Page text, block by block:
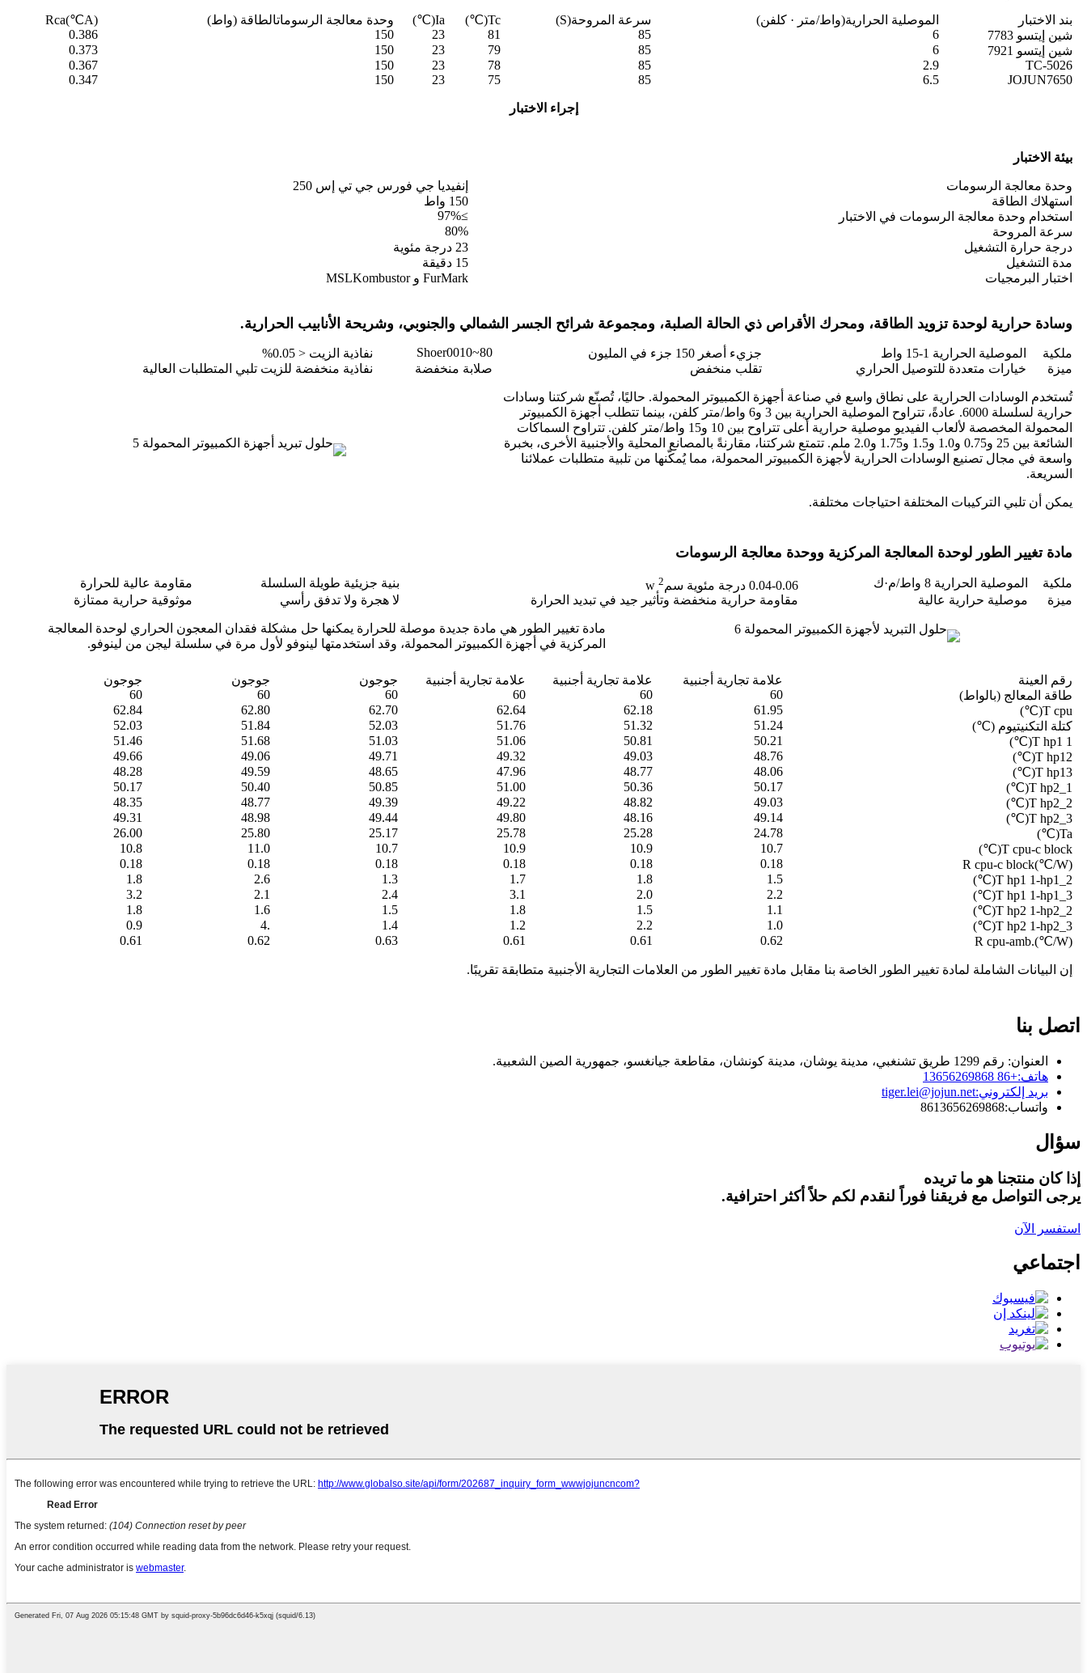
بند الاختبار الموصلية الحرارية(واط/متر · كلفن) سرعة المروحة(S)
Tc(℃)
Ia(℃) وحدة معالجة الرسوماتالطاقة (واط)
Rca(℃A)
شين إيتسو 7783
6
85
81
23
150
0.386
شين إيتسو 7921
6
85
79
23
150
0.373
TC-5026
2.9
85
78
23
150
0.367
JOJUN7650
6.5
85
75
23
150
0.347
إجراء الاختبار
بيئة الاختبار
وحدة معالجة الرسومات
إنفيديا جي فورس جي تي إس 250
استهلاك الطاقة
150 واط
استخدام وحدة معالجة الرسومات في الاختبار
≥97%
سرعة المروحة
80%
درجة حرارة التشغيل
23 درجة مئوية
مدة التشغيل
15 دقيقة
اختبار البرمجيات
FurMark و MSLKombustor
وسادة حرارية لوحدة تزويد الطاقة، ومحرك الأقراص ذي الحالة الصلبة، ومجموعة شرائح الجسر الشمالي والجنوبي، وشريحة الأنابيب الحرارية.
ملكية الموصلية الحرارية 1-15 واط جزيء أصغر 150 جزء في المليون Shoer0010~80
نفاذية الزيت < 0.05%
ميزة
خيارات متعددة للتوصيل الحراري تقلب منخفض صلابة منخفضة نفاذية منخفضة للزيت تلبي المتطلبات العالية
تُستخدم الوسادات الحرارية على نطاق واسع في صناعة أجهزة الكمبيوتر المحمولة. حاليًا، تُصنّع شركتنا وسادات
حرارية لسلسلة 6000. عادةً، تتراوح الموصلية الحرارية بين 3 و6 واط/متر كلفن، بينما تتطلب أجهزة الكمبيوتر
المحمولة المخصصة لألعاب الفيديو موصلية حرارية أعلى تتراوح بين 10 و15 واط/متر كلفن. تتراوح السماكات
الشائعة بين 25 و0.75 و1.0 و1.5 و1.75 و2.0 ملم. تتمتع شركتنا، مقارنةً بالمصانع المحلية والأجنبية الأخرى، بخبرة
واسعة في مجال تصنيع الوسادات الحرارية لأجهزة الكمبيوتر المحمولة، مما يُمكّنها من تلبية متطلبات عملائنا
السريعة.
يمكن أن تلبي التركيبات المختلفة احتياجات مختلفة.
مادة تغيير الطور لوحدة المعالجة المركزية ووحدة معالجة الرسومات
ملكية الموصلية الحرارية 8 واط/م·ك 0.04-0.06 درجة مئوية سم 2 بنية جزيئية طويلة السلسلة
مقاومة عالية للحرارة
ميزة
موصلية حرارية عالية مقاومة حرارية منخفضة وتأثير جيد في تبديد الحرارة لا هجرة ولا تدفق رأسي موثوقية حرارية ممتازة
مادة تغيير الطور هي مادة جديدة موصلة للحرارة يمكنها حل مشكلة فقدان المعجون الحراري لوحدة المعالجة
المركزية في أجهزة الكمبيوتر المحمولة، وقد استخدمتها لينوفو لأول مرة في سلسلة ليجن من لينوفو.
رقم العينة علامة تجارية أجنبية علامة تجارية أجنبية علامة تجارية أجنبية جوجون جوجون
جوجون
طاقة المعالج (بالواط)
60
60
60
60
60
60
T cpu(℃)
61.95
62.18
62.64
62.70
62.80
62.84
كتلة التكنيتيوم (℃)
51.24
51.32
51.76
52.03
51.84
52.03
T hp1 1(℃)
50.21
50.81
51.06
51.03
51.68
51.46
T hp12(℃)
48.76
49.03
49.32
49.71
49.06
49.66
T hp13(℃)
48.06
48.77
47.96
48.65
49.59
48.28
T hp2_1(℃)
50.17
50.36
51.00
50.85
50.40
50.17
T hp2_2(℃)
49.03
48.82
49.22
49.39
48.77
48.35
T hp2_3(℃)
49.14
48.16
49.80
49.44
48.98
49.31
Ta(℃)
24.78
25.28
25.78
25.17
25.80
26.00
T cpu-c block(℃)
10.7
10.9
10.9
10.7
11.0
10.8
R cpu-c block(℃/W)
0.18
0.18
0.18
0.18
0.18
0.18
T hp1 1-hp1_2(℃)
1.5
1.8
1.7
1.3
2.6
1.8
T hp1 1-hp1_3(℃)
2.2
2.0
3.1
2.4
2.1
3.2
T hp2 1-hp2_2(℃)
1.1
1.5
1.8
1.5
1.6
1.8
T hp2 1-hp2_3(℃)
1.0
2.2
1.2
1.4
.4
0.9
R cpu-amb.(℃/W)
0.62
0.61
0.61
0.63
0.62
0.61
إن البيانات الشاملة لمادة تغيير الطور الخاصة بنا مقابل مادة تغيير الطور من العلامات التجارية الأجنبية متطابقة تقريبًا.
اتصل بنا
العنوان: رقم 1299 طريق تشنغبي، مدينة يوشان، مدينة كونشان، مقاطعة جيانغسو، جمهورية الصين الشعبية.
هاتف:+86 13656269868
بريد إلكتروني:tiger.lei@jojun.net
واتساب:8613656269868
سؤال
إذا كان منتجنا هو ما تريده
يرجى التواصل مع فريقنا فوراً لنقدم لكم حلاً أكثر احترافية.
استفسر الآن
اجتماعي